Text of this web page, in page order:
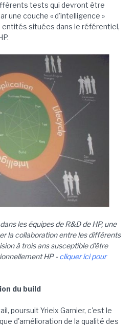
tests qui devront être
une couche « d'intelligence »
situées dans le référentiel,
les équipes de R&D de HP, une
la collaboration entre les différents
à trois ans susceptible d'être
HP -cliquer ici pour
du build
poursuit Yrieix Garnier, c'est le
d'amélioration de la qualité des